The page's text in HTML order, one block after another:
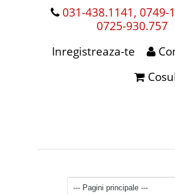
031-438.1141, 0749-
0725-930.757
Inregistreaza-te